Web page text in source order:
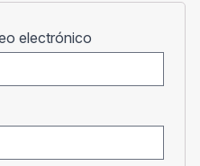
electrónico